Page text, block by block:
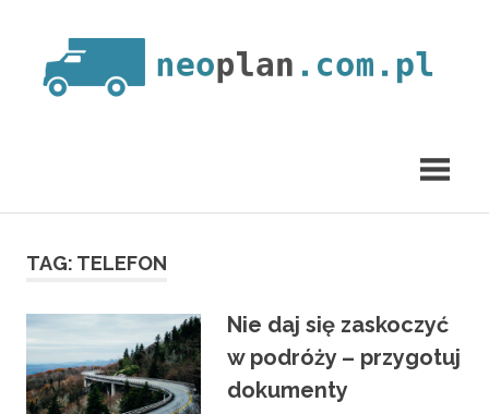
content
TAG: TELEFON
Nie daj się zaskoczyć
w podróży – przygotuj
dokumenty